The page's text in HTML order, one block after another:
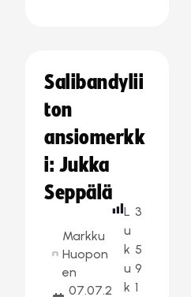
Salibandylii
ton
ansiomerkk
i: Jukka
Seppälä
Markku
Huopon
en
07.07.2
L
u
k
u
k
3
5
9
1